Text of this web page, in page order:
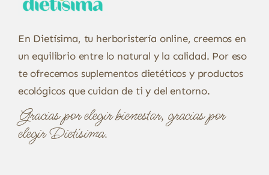
En Dietísima, tu herboristería online, creemos en
un equilibrio entre lo natural y la calidad. Por eso
te ofrecemos suplementos dietéticos y productos
ecológicos que cuidan de ti y del entorno.
Gracias por elegir bienestar, gracias por
elegir Dietísima.